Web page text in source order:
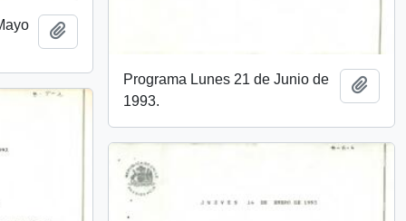
Añadir al portapapeles
Programa Lunes 21 de Junio de
1993.